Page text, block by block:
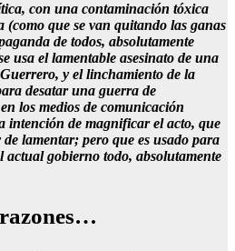
con una contaminación tóxica
(como que se van quitando las ganas
de todos, absolutamente
usa el lamentable asesinato de una
y el linchamiento de la
desatar una guerra de
los medios de comunicación
intención de magnificar el acto, que
de lamentar; pero que es usado para
actual gobierno todo, absolutamente